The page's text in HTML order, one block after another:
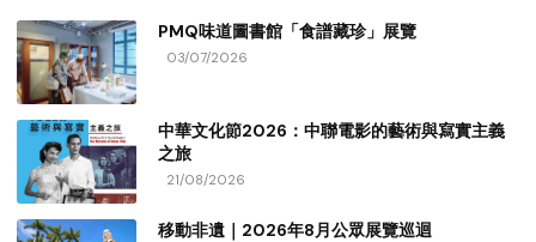
PMQ味道圖書館「食譜藏珍」展覽
03/07/2026
中華文化節2026：中聯電影的藝術與寫實主義
之旅
21/08/2026
移動非遺｜2026年8月公眾展覽巡迴